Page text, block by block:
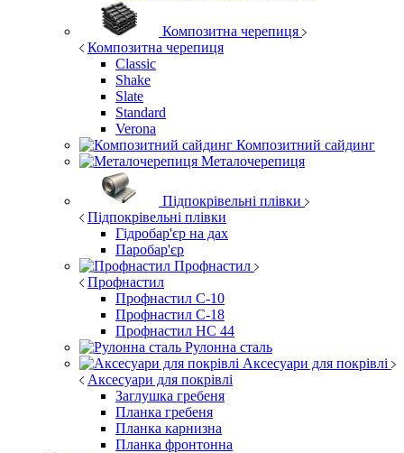
Композитна черепиця
Композитна черепиця
Classic
Shake
Slate
Standard
Verona
Композитний сайдинг
Металочерепиця
Підпокрівельні плівки
Підпокрівельні плівки
Гідробар'єр на дах
Паробар'єр
Профнастил
Профнастил
Профнастил С-10
Профнастил С-18
Профнастил НС 44
Рулонна сталь
Аксесуари для покрівлі
Аксесуари для покрівлі
Заглушка гребеня
Планка гребеня
Планка карнизна
Планка фронтонна